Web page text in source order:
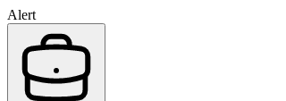
Alert